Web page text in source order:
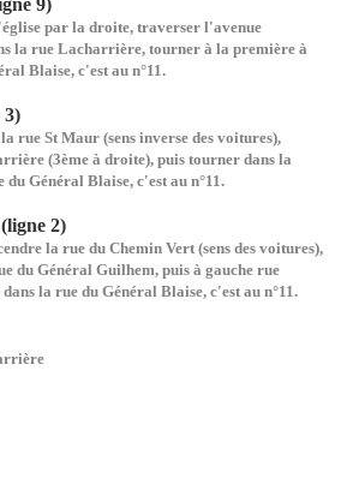
9)
par la droite, traverser l'avenue
la rue Lacharrière, tourner à la première à
Blaise, c'est au n°11.
3)
rue St Maur (sens inverse des voitures),
(3ème à droite), puis tourner dans la
du Général Blaise, c'est au n°11.
2)
la rue du Chemin Vert (sens des voitures),
du Général Guilhem, puis à gauche rue
la rue du Général Blaise, c'est au n°11.